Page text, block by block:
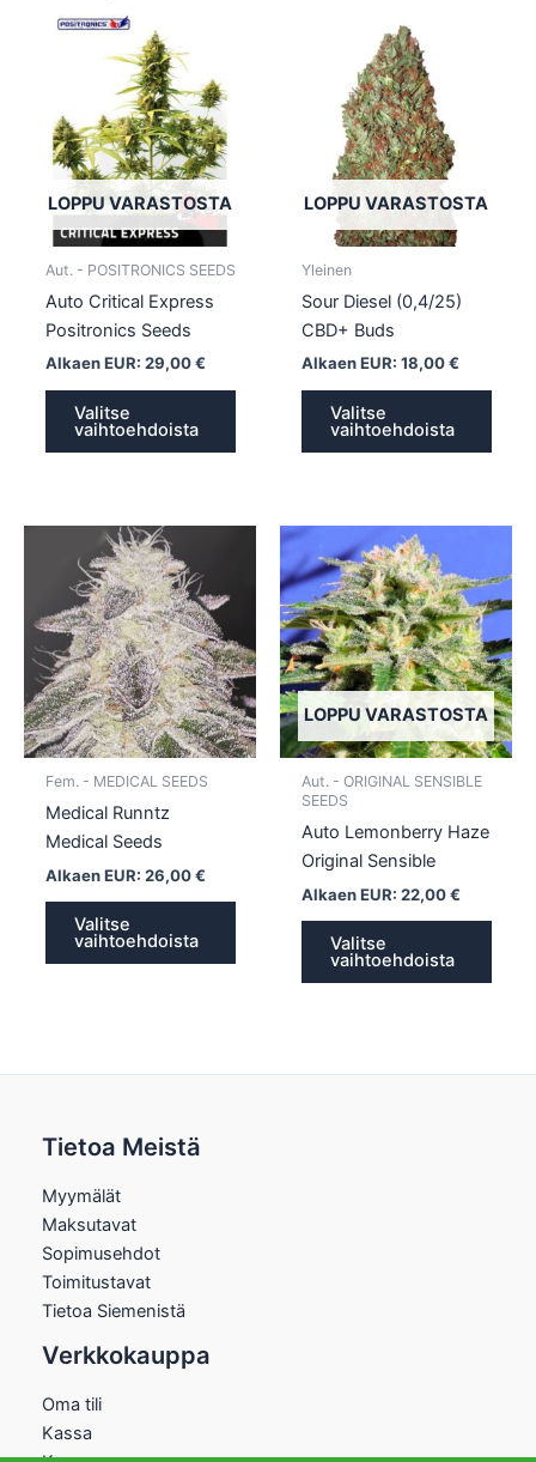
LOPPU VARASTOSTA
Aut. - POSITRONICS SEEDS
Auto Critical Express
Positronics Seeds
Alkaen EUR: 29,00€
Valitse
vaihtoehdoista
LOPPU VARASTOSTA
Yleinen
Sour Diesel (0,4/25)
CBD+ Buds
Alkaen EUR: 18,00€
Valitse
vaihtoehdoista
Fem. - MEDICAL SEEDS
Medical Runntz
Medical Seeds
Alkaen EUR: 26,00€
Valitse
vaihtoehdoista
tuotteella
useampi
muunnelma.
Voit
tehdä
valinnat
LOPPU VARASTOSTA
Aut. - ORIGINAL SENSIBLE
SEEDS
Auto Lemonberry Haze
Original Sensible
Alkaen EUR: 22,00€
Valitse
vaihtoehdoista
on
Voit
tehdä
Tietoa Meistä
Myymälät
Maksutavat
Sopimusehdot
Toimitustavat
Tietoa Siemenistä
Verkkokauppa
Oma tili
Kassa